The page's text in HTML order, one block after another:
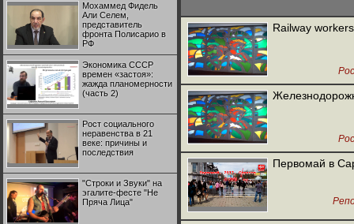
Мохаммед Фидель
Али Селем,
представитель
фронта Полисарио в
РФ
Экономика СССР
времен «застоя»:
жажда планомерности
(часть 2)
Рост социального
неравенства в 21
веке: причины и
последствия
"Строки и Звуки" на
эгалите-фесте "Не
Пряча Лица"
Railway
Первомай в